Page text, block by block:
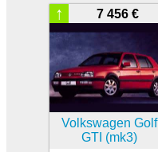
7 456 €
↑
Volkswagen Golf
GTI (mk3)